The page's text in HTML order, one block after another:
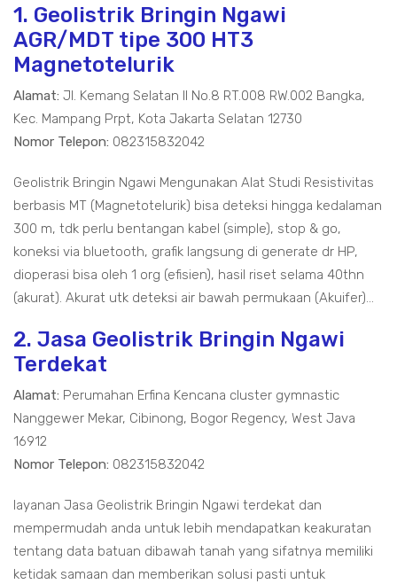
1. Geolistrik Bringin Ngawi
AGR/MDT tipe 300 HT3
Magnetotelurik
Alamat: Jl. Kemang Selatan II No.8 RT.008 RW.002 Bangka,
Kec. Mampang Prpt, Kota Jakarta Selatan 12730
Nomor Telepon: 082315832042
Geolistrik Bringin Ngawi Mengunakan Alat Studi Resistivitas
berbasis MT (Magnetotelurik) bisa deteksi hingga kedalaman
300 m, tdk perlu bentangan kabel (simple), stop & go,
koneksi via bluetooth, grafik langsung di generate dr HP,
dioperasi bisa oleh 1 org (efisien), hasil riset selama 40thn
(akurat). Akurat utk deteksi air bawah permukaan (Akuifer)...
2. Jasa Geolistrik Bringin Ngawi
Terdekat
Alamat: Perumahan Erfina Kencana cluster gymnastic
Nanggewer Mekar, Cibinong, Bogor Regency, West Java
16912
Nomor Telepon: 082315832042
layanan Jasa Geolistrik Bringin Ngawi terdekat dan
mempermudah anda untuk lebih mendapatkan keakuratan
tentang data batuan dibawah tanah yang sifatnya memiliki
ketidak samaan dan memberikan solusi pasti untuk